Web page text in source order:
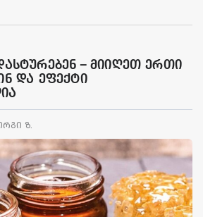
– მიიღეთ ერთი
და ეფექტი
ზ.